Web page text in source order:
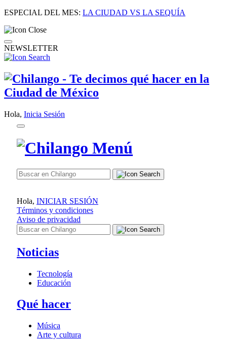
ESPECIAL DEL MES: LA CIUDAD VS LA SEQUÍA
NEWSLETTER
Hola, Inicia Sesión
Hola, INICIAR SESIÓN
Términos y condiciones
Aviso de privacidad
Noticias
Tecnología
Educación
Qué hacer
Música
Arte y cultura